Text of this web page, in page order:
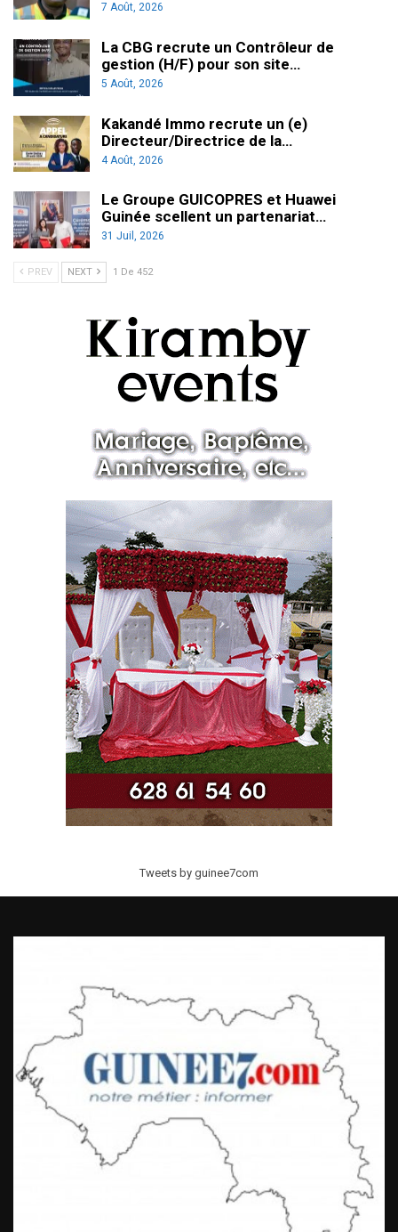
7 Août, 2026
La CBG recrute un Contrôleur de
gestion (H/F) pour son site…
5 Août, 2026
Kakandé Immo recrute un (e)
Directeur/Directrice de la…
4 Août, 2026
Le Groupe GUICOPRES et Huawei
Guinée scellent un partenariat…
31 Juil, 2026
PREV NEXT 1 De 452
Tweets by guinee7com